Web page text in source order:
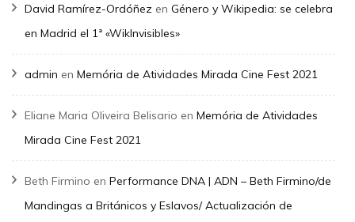
David Ramírez-Ordóñez en Género y Wikipedia: se celebra
en Madrid el 1ª «WikInvisibles»
admin en Memória de Atividades Mirada Cine Fest 2021
Eliane Maria Oliveira Belisario en Memória de Atividades
Mirada Cine Fest 2021
Beth Firmino en Performance DNA | ADN – Beth Firmino/de
Mandingas a Británicos y Eslavos/ Actualización de